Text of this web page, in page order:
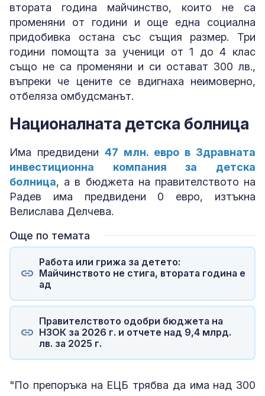
втората година майчинство, които не са
променяни от години и още една социална
придобивка остана със същия размер. Три
години помощта за ученици от 1 до 4 клас
също не са променяни и си остават 300 лв.,
въпреки че цените се вдигнаха неимоверно,
отбеляза омбудсманът.
Националната детска болница
Има предвидени 47 млн. евро в Здравната
инвестиционна компания за детска
болница, а в бюджета на правителството на
Радев има предвидени 0 евро, изтъкна
Велислава Делчева.
Още по темата
Работа или грижа за детето:
Майчинството не стига, втората година е
ад
Правителството одобри бюджета на
НЗОК за 2026 г. и отчете над 9,4 млрд.
лв. за 2025 г.
"По препоръка на ЕЦБ трябва да има над 300